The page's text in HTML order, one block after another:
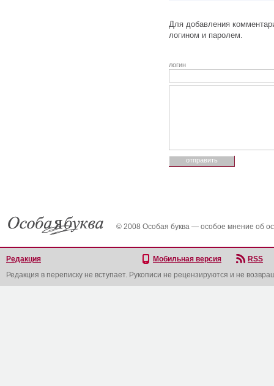
Для добавления
логином и паролем.
логин
© 2008 Особая буква — особое мнение об
Редакция Мобильная версия
RSS
Редакция в переписку не вступает. Рукописи не рецензируются и не